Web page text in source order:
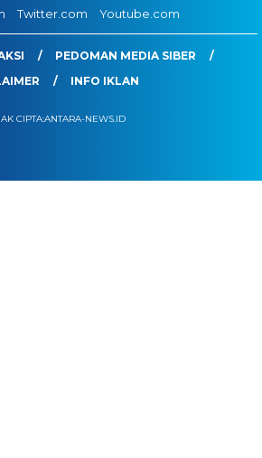
Twitter.com Youtube.com
PEDOMAN MEDIA SIBER
INFO IKLAN
CIPTA:ANTARA-NEWS.ID